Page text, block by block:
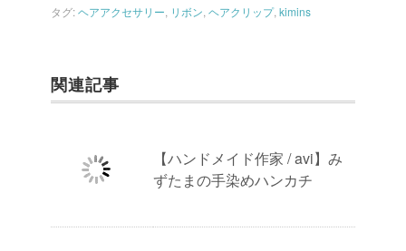
タグ:ヘアアクセサリー リボン ヘアクリップ, kimins
関連記事
【ハンドメイド作家 / avi】み
ずたまの手染めハンカチ